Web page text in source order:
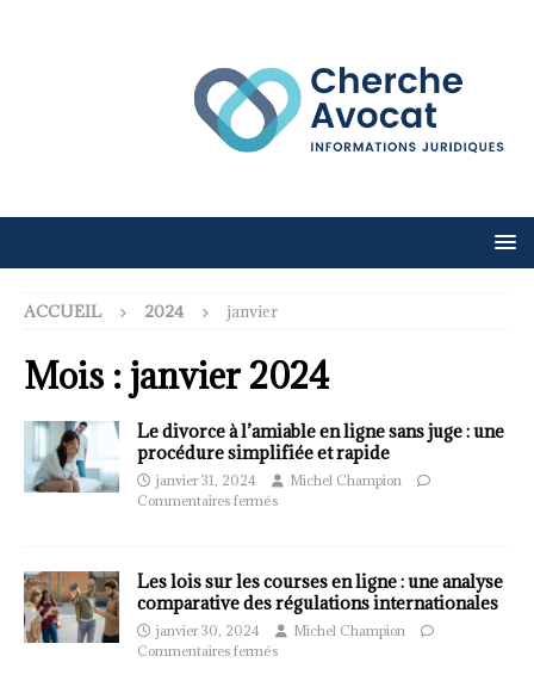
ACCUEIL 2024 janvier
Mois :janvier 2024
Le divorce à l’amiable en ligne sans juge : une
procédure simplifiée et rapide
janvier 31, 2024
Michel Champion
Commentaires fermés
Les lois sur les courses en ligne : une analyse
comparative des régulations internationales
janvier 30, 2024
Michel Champion
Commentaires fermés